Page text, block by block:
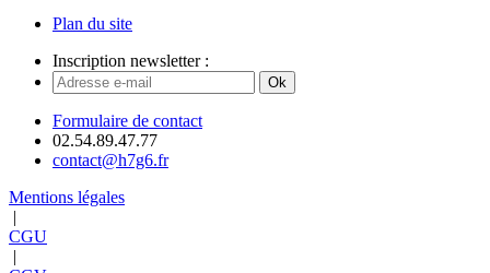
Plan du site
Inscription newsletter :
Ok
Formulaire de contact
02.54.89.47.77
contact@h7g6.fr
Mentions légales
|
CGU
|